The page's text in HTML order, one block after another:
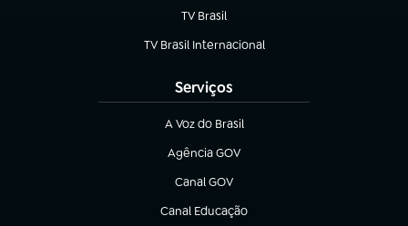
TV Brasil
(abre em nova aba)
TV Brasil Internacional
(abre em nova aba)
Serviços
A Voz do Brasil
(abre em nova aba)
Agência GOV
(abre em nova aba)
Canal GOV
(abre em nova aba)
Canal Educação
(abre em nova aba)